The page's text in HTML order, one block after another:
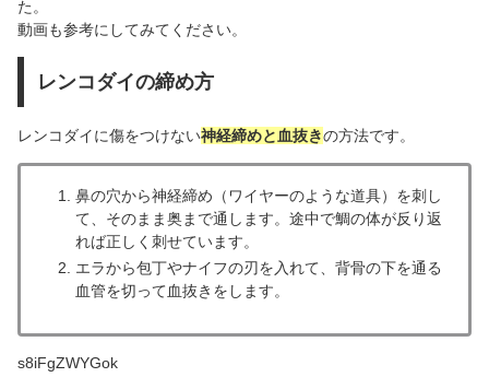
た。
動画も参考にしてみてください。
レンコダイの締め方
レンコダイに傷をつけない神経締めと血抜きの方法です。
鼻の穴から神経締め（ワイヤーのような道具）を刺し
て、そのまま奥まで通します。途中で鯛の体が反り返
れば正しく刺せています。
エラから包丁やナイフの刃を入れて、背骨の下を通る
血管を切って血抜きをします。
s8iFgZWYGok